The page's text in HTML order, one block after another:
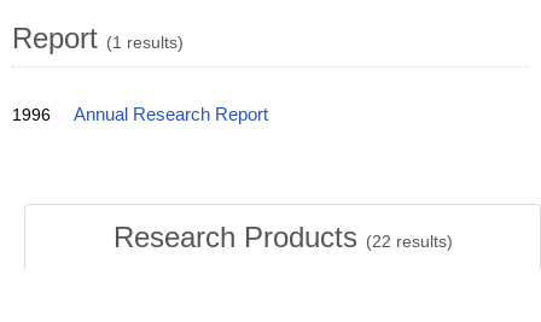
Report (1 results)
1996 Annual Research Report
Research Products (22 results)